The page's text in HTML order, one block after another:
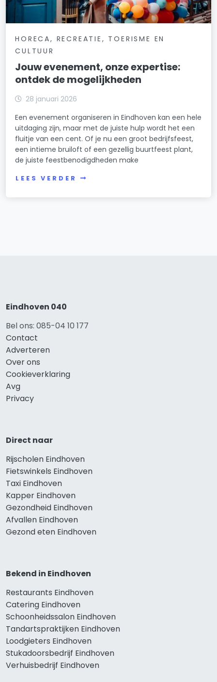
HORECA, RECREATIE, TOERISME EN
CULTUUR
Jouw evenement, onze expertise:
ontdek de mogelijkheden
28 januari 2026
Een evenement organiseren in Eindhoven kan een hele
uitdaging zijn, maar met de juiste hulp wordt het een
fluitje van een cent. Of je nu een groot bedrijfsfeest,
een intieme bruiloft of een gezellig buurtfeest plant,
de juiste feestbenodigdheden make
LEES VERDER
Eindhoven 040
Bel ons: 085-04 10 177
Contact
Adverteren
Over ons
Cookieverklaring
Avg
Privacy
Direct naar
Rijscholen Eindhoven
Fietswinkels Eindhoven
Taxi Eindhoven
Kapper Eindhoven
Gezondheid Eindhoven
Afvallen Eindhoven
Gezond eten Eindhoven
Bekend in Eindhoven
Restaurants Eindhoven
Catering Eindhoven
Schoonheidssalon Eindhoven
Tandartspraktijken Eindhoven
Loodgieters Eindhoven
Stukadoorsbedrijf Eindhoven
Verhuisbedrijf Eindhoven